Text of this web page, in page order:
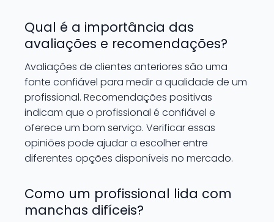
Qual é a importância das
avaliações e recomendações?
Avaliações de clientes anteriores são uma
fonte confiável para medir a qualidade de um
profissional. Recomendações positivas
indicam que o profissional é confiável e
oferece um bom serviço. Verificar essas
opiniões pode ajudar a escolher entre
diferentes opções disponíveis no mercado.
Como um profissional lida com
manchas difíceis?